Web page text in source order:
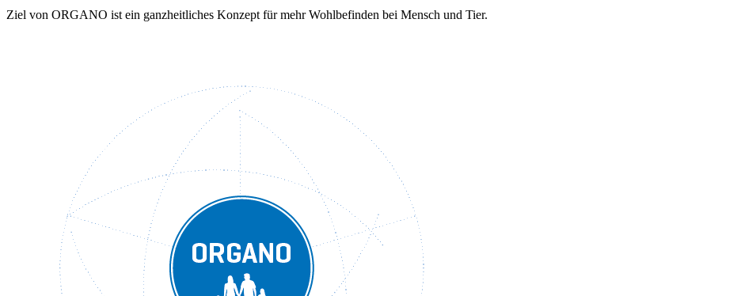
Ziel von ORGANO ist ein ganzheitliches Konzept für mehr Wohlbefinden bei Mensch und Tier.